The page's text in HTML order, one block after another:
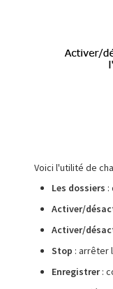
Voici l'utilité de
Les dossiers :
Activer/
Activer/
Stop : arrêter
Enregistrer: